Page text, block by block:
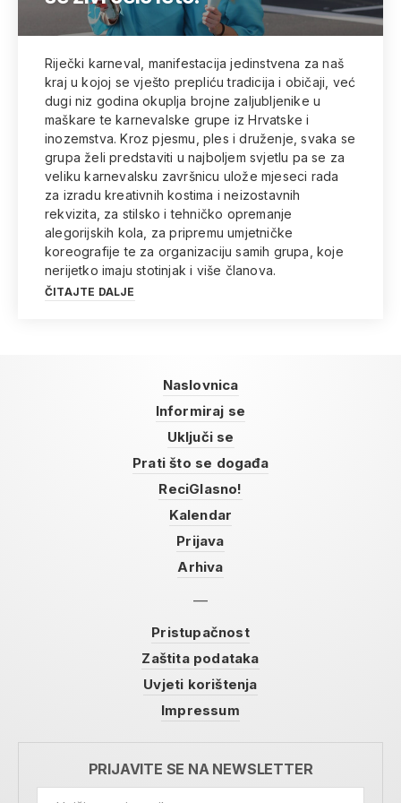
Riječki karneval, manifestacija jedinstvena za naš
kraj u kojoj se vješto prepliću tradicija i običaji, već
dugi niz godina okuplja brojne zaljubljenike u
maškare te karnevalske grupe iz Hrvatske i
inozemstva. Kroz pjesmu, ples i druženje, svaka se
grupa želi predstaviti u najboljem svjetlu pa se za
veliku karnevalsku završnicu ulože mjeseci rada
za izradu kreativnih kostima i neizostavnih
rekvizita, za stilsko i tehničko opremanje
alegorijskih kola, za pripremu umjetničke
koreografije te za organizaciju samih grupa, koje
nerijetko imaju stotinjak i više članova.
ČITAJTE DALJE
Naslovnica
Informiraj se
Uključi se
Prati što se događa
ReciGlasno!
Kalendar
Prijava
Arhiva
Pristupačnost
Zaštita podataka
Uvjeti korištenja
Impressum
PRIJAVITE SE NA NEWSLETTER